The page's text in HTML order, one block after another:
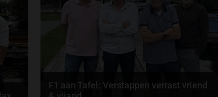
F1 aan Tafel: Verstappen verrast vriend